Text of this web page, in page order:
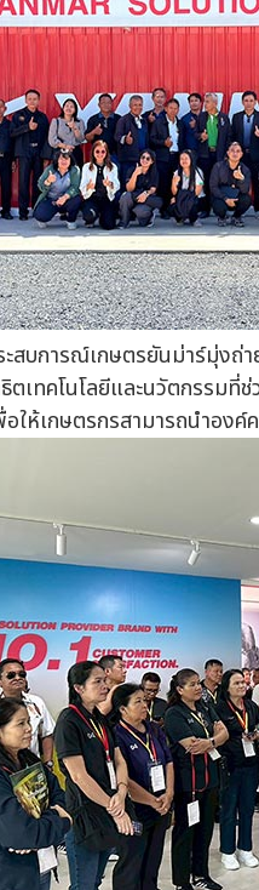
สบการณ์เกษตรยันม่าร์มุ่งถ่
ตเทคโนโลยีและนวัตกรรม
อให้เกษตรกรสามารถนำอง